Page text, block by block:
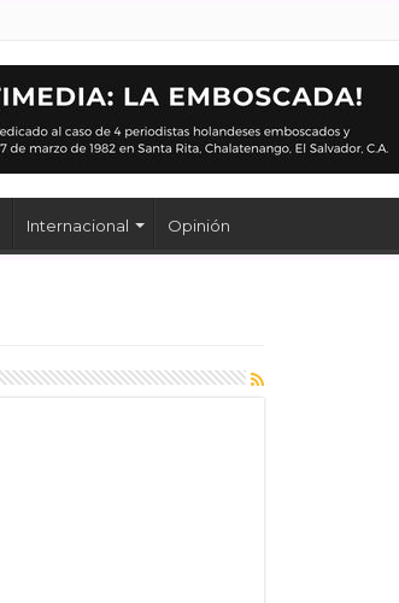
Internacional Opinión